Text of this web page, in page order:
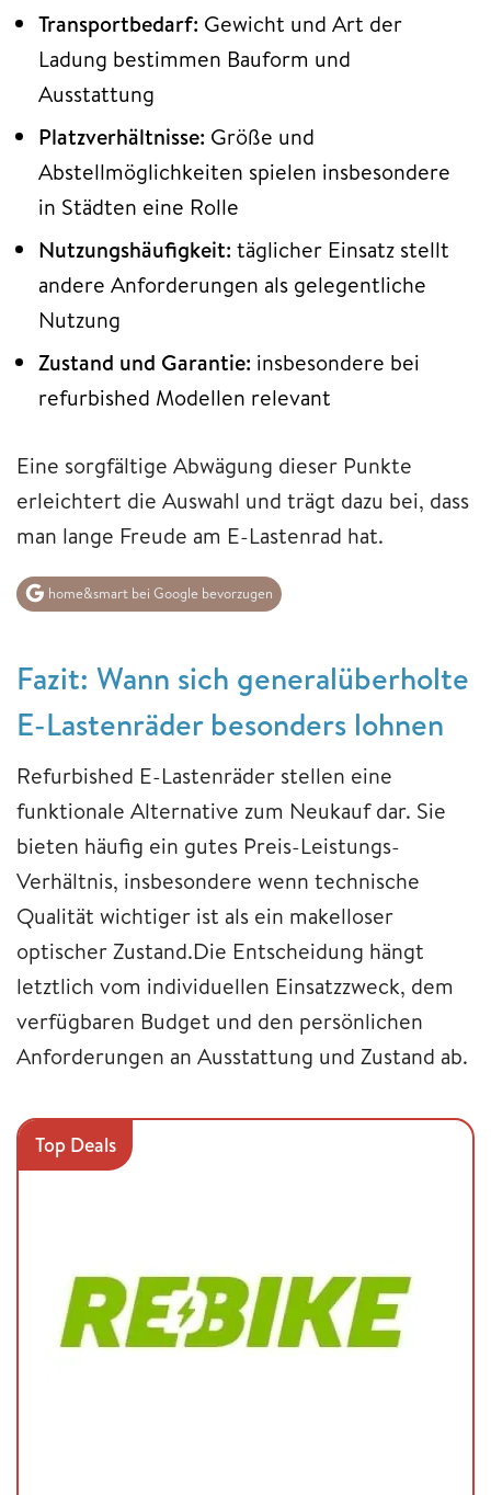
Transportbedarf: Gewicht und Art der
Ladung bestimmen Bauform und
Ausstattung
Platzverhältnisse: Größe und
Abstellmöglichkeiten spielen insbesondere
in Städten eine Rolle
Nutzungshäufigkeit: täglicher Einsatz stellt
andere Anforderungen als gelegentliche
Nutzung
Zustand und Garantie: insbesondere bei
refurbished Modellen relevant
Eine sorgfältige Abwägung dieser Punkte
erleichtert die Auswahl und trägt dazu bei, dass
man lange Freude am E-Lastenrad hat.
home&smart bei Google bevorzugen
Fazit: Wann sich generalüberholte
E-Lastenräder besonders lohnen
Refurbished E-Lastenräder stellen eine
funktionale Alternative zum Neukauf dar. Sie
bieten häufig ein gutes Preis-Leistungs-
Verhältnis, insbesondere wenn technische
Qualität wichtiger ist als ein makelloser
optischer Zustand.Die Entscheidung hängt
letztlich vom individuellen Einsatzzweck, dem
verfügbaren Budget und den persönlichen
Anforderungen an Ausstattung und Zustand ab.
Top Deals